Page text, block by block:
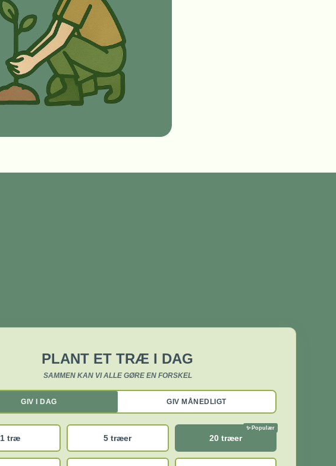
PLANT ET TRÆ I DAG
SAMMEN KAN VI ALLE GØRE EN FORSKEL
GIV I DAG GIV MÅNEDLIGT
1 træ 5 træer 20 træer